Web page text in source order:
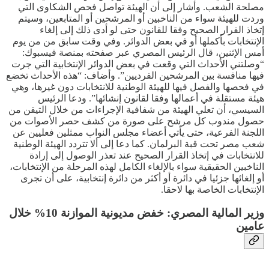
مصلحة الشعب. وأشار إلى أن الهيئة تواصل فحص الشكاوى التي
وردت للهيئة سواء من الناخبين أو المرشحين أو المتابعين، وسيتم
إتخاذ القرار الصحيح وفقا للقانون حتى لو أدى ذلك إلى إلغاء
الإنتخابات بأكملها أو في بعض الدوائر. وفي وقت سابق من من يوم
أمس الإثنين، قال الرئيس المصري عبر صفحته بمنصة فيسبوك:
“وصلتني الأحداث التي وقعت في بعض الدوائر الإنتخابية التي جرت
فيها منافسة بين المرشحين الفرديين”. وأضاف: “هذه الأحداث تخضع
في فحصها والفصل فيها للهيئة الوطنية للانتخابات دون غيرها، وهي
هيئة مستقلة في أعمالها وفقا لقانون إنشائها”. ودعا الرئيس
السيسي، أن تعلي الهيئة من شفافية الإجراءات من خلال التيقن من
حصول مندوب كل مرشح على صورة من كشف حصر الأصوات من
اللجنة الفرعية، حتى يأتي أعضاء مجلس النواب ممثلين فعليين عن
شعب مصر تحت قبة البرلمان. كما دعا إلى ألا تتردد الهيئة الوطنية
للانتخابات في إتخاذ القرار الصحيح عند تعذر الوصول إلى إرادة
الناخبين الحقيقية سواء بالإلغاء الكامل لهذه المرحلة من الإنتخابات،
أو إلغائها جزئيا في دائرة أو أكثر من دائرة إنتخابية، على أن تجرى
الإنتخابات الخاصة بها لاحقا.
وزير المالية المصري: خفض مديونية الموازنة 10% خلال
عامين